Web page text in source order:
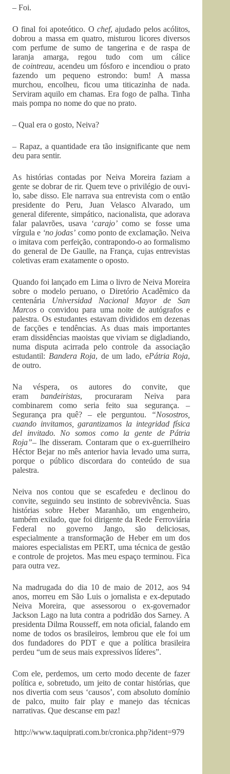
– Foi.
O final foi apoteótico. Ochef, ajudado pelos acólitos,
dobrou a massa em quatro, misturou licores diversos
com perfume de sumo de tangerina e de raspa de
laranja amarga, regou tudo com um cálice
decointreau, acendeu um fósforo e incendiou o prato
fazendo um pequeno estrondo: bum! A massa
murchou, encolheu, ficou uma titicazinha de nada.
Serviram aquilo em chamas. Era fogo de palha. Tinha
mais pompa no nome do que no prato.
– Qual era o gosto, Neiva?
– Rapaz, a quantidade era tão insignificante que nem
deu para sentir.
As histórias contadas por Neiva Moreira faziam a
gente se dobrar de rir. Quem teve o privilégio de ouvi-
lo, sabe disso. Ele narrava sua entrevista com o então
presidente do Peru, Juan Velasco Alvarado, um
general diferente, simpático, nacionalista, que adorava
falar palavrões, usava ‘carajo’como se fosse uma
vírgula e ‘no jodas’ como ponto de exclamação. Neiva
o imitava com perfeição, contrapondo-o ao formalismo
do general de De Gaulle, na França, cujas entrevistas
coletivas eram exatamente o oposto.
Quando foi lançado em Lima o livro de Neiva Moreira
sobre o modelo peruano, o Diretório Acadêmico da
centenária Universidad Nacional Mayor de San
Marcos o convidou para uma noite de autógrafos e
palestra. Os estudantes estavam divididos em dezenas
de facções e tendências. As duas mais importantes
eram dissidências maoistas que viviam se digladiando,
numa disputa acirrada pelo controle da associação
estudantil: Bandera Roja, de um lado, ePátria Roja,
de outro.
Na véspera, os autores do convite, que
erambandeiristas, procuraram Neiva para
combinarem como seria feito sua segurança. –
Segurança pra quê? – ele perguntou.
“Nosostros,
cuando invitamos, garantizamos la integridad física
del invitado. No somos como la gente de Pátria
Roja”– lhe disseram. Contaram que o ex-guerrilheiro
Héctor Bejar no mês anterior havia levado uma surra,
porque o público discordara do conteúdo de sua
palestra.
Neiva nos contou que se escafedeu e declinou do
convite, seguindo seu instinto de sobrevivência. Suas
histórias sobre Heber Maranhão, um engenheiro,
também exilado, que foi dirigente da Rede Ferroviária
Federal no governo Jango, são deliciosas,
especialmente a transformação de Heber em um dos
maiores especialistas em PERT, uma técnica de gestão
e controle de projetos. Mas meu espaço terminou. Fica
para outra vez.
Na madrugada do dia 10 de maio de 2012, aos 94
anos, morreu em São Luis o jornalista e ex-deputado
Neiva Moreira, que assessorou o ex-governador
Jackson Lago na luta contra a podridão dos Sarney. A
presidenta Dilma Rousseff, em nota oficial, falando em
nome de todos os brasileiros, lembrou que ele foi um
dos fundadores do PDT e que a política brasileira
perdeu “um de seus mais expressivos líderes”.
Com ele, perdemos, um certo modo decente de fazer
política e, sobretudo, um jeito de contar histórias, que
nos divertia com seus ‘causos’, com absoluto domínio
de palco, muito fair play e manejo das técnicas
narrativas. Que descanse em paz!
http://www.taquiprati.com.br/cronica.php?ident=979